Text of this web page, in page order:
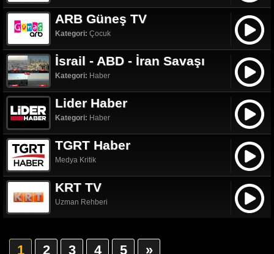
ARB Güneş TV
Kategori: Çocuk
İsrail - ABD - İran Savaşı
Kategori: Haber
Lider Haber
Kategori: Haber
TGRT Haber
Medya Kritik
KRT TV
Uzman Rehberi
1 2 3 4 5 »